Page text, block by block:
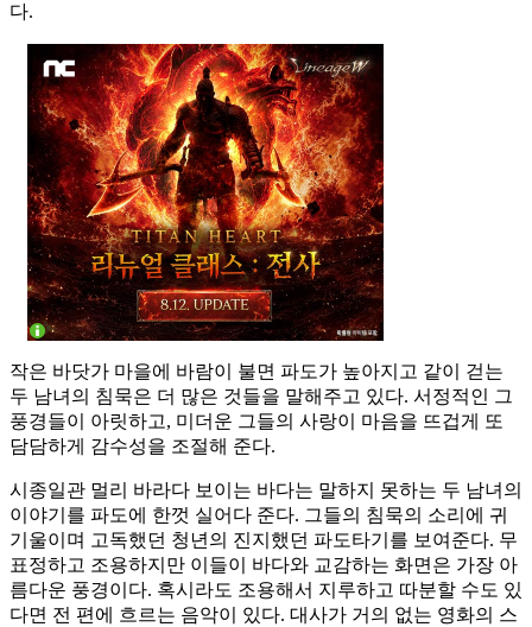
다.
작은 바닷가 마을에 바람이 불면 파도가 높아지고 같이 걷는
두 남녀의 침묵은 더 많은 것들을 말해주고 있다. 서정적인 그
풍경들이 아릿하고, 미더운 그들의 사랑이 마음을 뜨겁게 또
담담하게 감수성을 조절해 준다.
시종일관 멀리 바라다 보이는 바다는 말하지 못하는 두 남녀의
이야기를 파도에 한껏 실어다 준다. 그들의 침묵의 소리에 귀
기울이며 고독했던 청년의 진지했던 파도타기를 보여준다. 무
표정하고 조용하지만 이들이 바다와 교감하는 화면은 가장 아
름다운 풍경이다. 혹시라도 조용해서 지루하고 따분할 수도 있
다면 전 편에 흐르는 음악이 있다. 대사가 거의 없는 영화의 스